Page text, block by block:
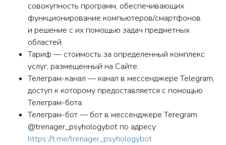
совокупность программ, обеспечивающих
функционирование компьютеров/смартфонов
и решение с их помощью задач предметных
областей.
Тариф — стоимость за определенный комплекс
услуг, размещенный на Сайте.
Телеграм-канал — канал в мессенджере Telegram,
доступ к которому предоставляется с помощью
Телеграм-бота.
Телеграм-бот — бот в мессенджере Teregram
@trenager_psyhologybot по адресу
https://t.me/trenager_psyhologybot